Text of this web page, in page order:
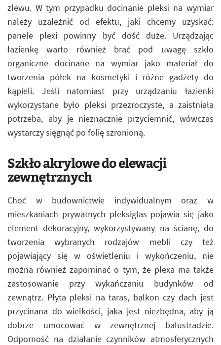
zlewu. W tym przypadku docinanie pleksi na wymiar
należy uzależnić od efektu, jaki chcemy uzyskać:
panele plexi powinny być dość duże. Urządzając
łazienkę warto również brać pod uwagę szkło
organiczne docinane na wymiar jako materiał do
tworzenia półek na kosmetyki i różne gadżety do
kąpieli. Jeśli natomiast przy urządzaniu łazienki
wykorzystane było pleksi przezroczyste, a zaistniała
potrzeba, aby je nieznacznie przyciemnić, wówczas
wystarczy sięgnąć po folię szronioną.
Szkło akrylowe do elewacji
zewnętrznych
Choć w budownictwie indywidualnym oraz w
mieszkaniach prywatnych pleksiglas pojawia się jako
element dekoracyjny, wykorzystywany na ścianę, do
tworzenia wybranych rodzajów mebli czy też
pojawiający się w oświetleniu i wykończeniu, nie
można również zapominać o tym, że plexa ma także
zastosowanie przy wykańczaniu budynków od
zewnątrz. Płyta pleksi na taras, balkon czy dach jest
przycinana do wielkości, jaka jest niezbędna, aby ją
dobrze umocować w zewnętrznej balustradzie.
Odporność na działanie czynników atmosferycznych